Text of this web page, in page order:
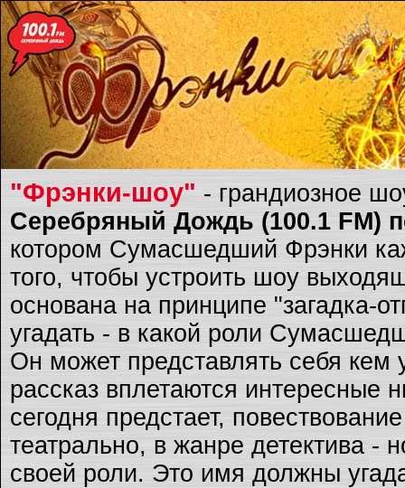
"Фрэнки-шоу" - грандиозное
Серебряный Дождь (100.1 FM)
котором Сумасшедший Фрэнки
того, чтобы устроить шоу
основана на принципе "загадка-
угадать - в какой роли
Он может представлять себя
рассказ вплетаются интересные
сегодня предстает,
театрально, в жанре детектива -
своей роли. Это имя должны